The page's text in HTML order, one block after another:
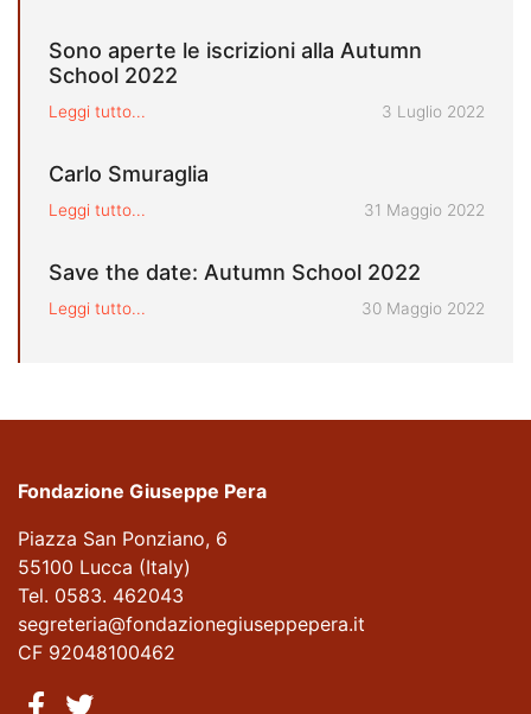
Sono aperte le iscrizioni alla Autumn
School 2022
Leggi tutto... Pubblicato il
3 Luglio 2022
Carlo Smuraglia
Leggi tutto... Pubblicato il
31 Maggio 2022
Save the date: Autumn School 2022
Leggi tutto... Pubblicato il
30 Maggio 2022
Fondazione Giuseppe Pera
Piazza San Ponziano, 6
55100 Lucca (Italy)
Tel. 0583. 462043
segreteria@fondazionegiuseppepera.it
CF 92048100462